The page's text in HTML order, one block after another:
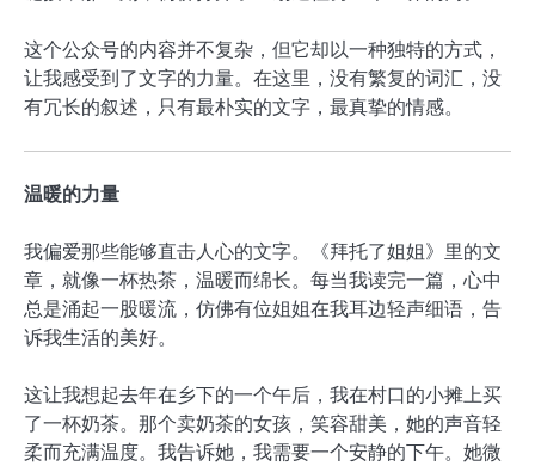
这个公众号的内容并不复杂，但它却以一种独特的方式，
让我感受到了文字的力量。在这里，没有繁复的词汇，没
有冗长的叙述，只有最朴实的文字，最真挚的情感。
温暖的力量
我偏爱那些能够直击人心的文字。《拜托了姐姐》里的文
章，就像一杯热茶，温暖而绵长。每当我读完一篇，心中
总是涌起一股暖流，仿佛有位姐姐在我耳边轻声细语，告
诉我生活的美好。
这让我想起去年在乡下的一个午后，我在村口的小摊上买
了一杯奶茶。那个卖奶茶的女孩，笑容甜美，她的声音轻
柔而充满温度。我告诉她，我需要一个安静的下午。她微